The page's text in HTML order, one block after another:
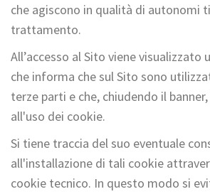
che agiscono in qualità di autonomi
trattamento.
All’accesso al Sito viene visualizzato
che informa che sul Sito sono
terze parti e che, chiudendo il
all'uso dei cookie.
Si tiene traccia del suo eventuale
all'installazione di tali cookie
cookie tecnico. In questo modo si